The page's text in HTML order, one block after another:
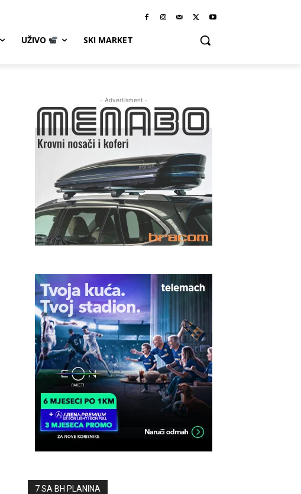
UŽIVO SKI MARKET
- Advertisment -
7 SA BH PLANINA